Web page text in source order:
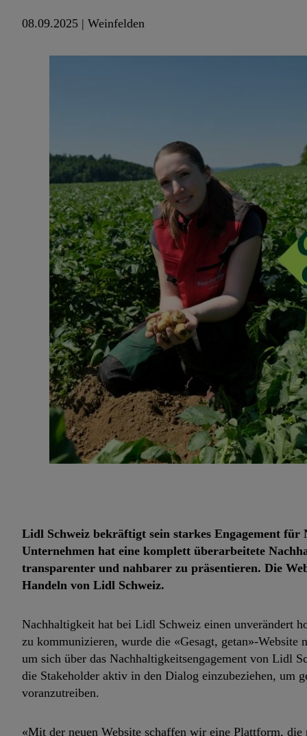
08.09.2025 | Weinfelden
Lidl Schweiz bekräftigt sein starkes Engagement
Unternehmen hat eine komplett überarbeitete
transparenter und nahbarer zu präsentieren. Die
Handeln von Lidl Schweiz.
Nachhaltigkeit hat bei Lidl Schweiz einen unverändert
zu kommunizieren, wurde die «Gesagt, getan»-Website
um sich über das Nachhaltigkeitsengagement von Lidl
die Stakeholder aktiv in den Dialog einzubeziehen, um
voranzutreiben.
«Mit der neuen Website schaffen wir eine Plattform,